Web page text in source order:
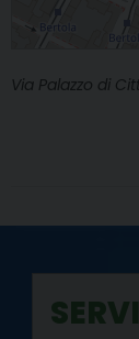
Via Palazzo di